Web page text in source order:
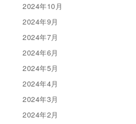
2024年10月
2024年9月
2024年7月
2024年6月
2024年5月
2024年4月
2024年3月
2024年2月